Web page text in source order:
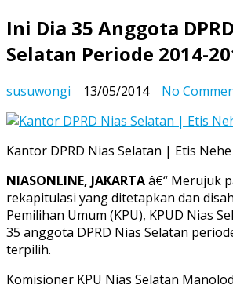
Ini Dia 35 Anggota
Selatan Periode 2014-
susuwongi 13/05/2014 No
Kantor DPRD Nias Selatan | Etis Nehe
NIASONLINE, JAKARTAâ€“ Merujuk
rekapitulasi yang ditetapkan dan
Pemilihan Umum (KPU), KPUD Nias
35 anggota DPRD Nias Selatan
terpilih.
Komisioner KPU Nias Selatan